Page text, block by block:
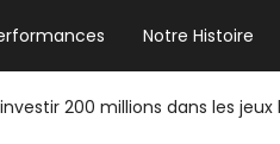
Notre Histoire
HEBDO
news crypto dont vous avez
200 millions dans les